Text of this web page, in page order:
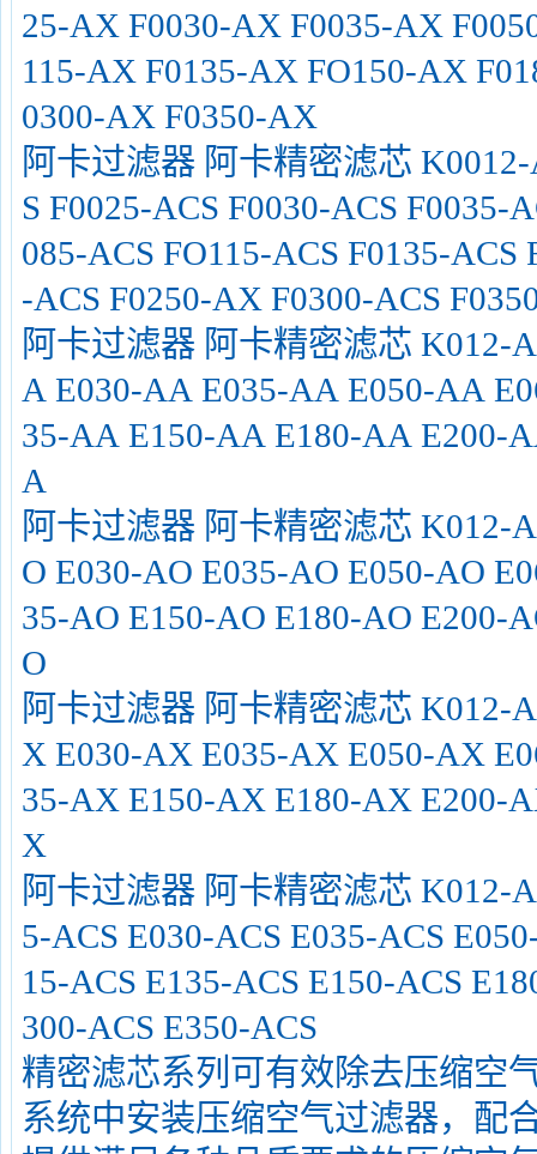
25-AX F0030-AX F0035-AX
115-AX F0135-AX FO150-AX
0300-AX F0350-AX
阿卡过滤器 阿卡精密滤芯
S F0025-ACS F0030-ACS F0035-
085-ACS FO115-ACS F0135-ACS
-ACS F0250-AX F0300-ACS
阿卡过滤器 阿卡精密滤芯 K012-
A E030-AA E035-AA E050-AA
35-AA E150-AA E180-AA E200-
A
阿卡过滤器 阿卡精密滤芯 K012-
O E030-AO E035-AO E050-AO
35-AO E150-AO E180-AO E200-
O
阿卡过滤器 阿卡精密滤芯 K012-
X E030-AX E035-AX E050-AX
35-AX E150-AX E180-AX E200-
X
阿卡过滤器 阿卡精密滤芯 K012-
5-ACS E030-ACS E035-ACS
15-ACS E135-ACS E150-ACS
300-ACS E350-ACS
精密滤芯系列可有效除去压缩空
系统中安装压缩空气过滤器，配